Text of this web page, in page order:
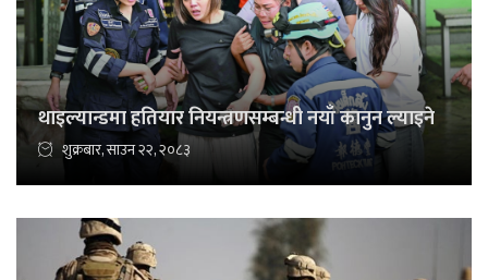
थाइल्यान्डमा हतियार नियन्त्रणसम्बन्धी नयाँ कानुन ल्याइने
शुक्रबार, साउन २२, २०८३